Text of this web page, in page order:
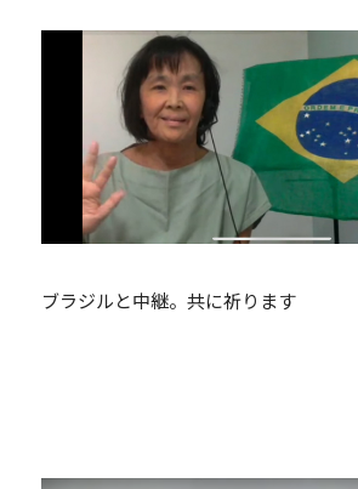
ブラジルと中継。共に祈ります